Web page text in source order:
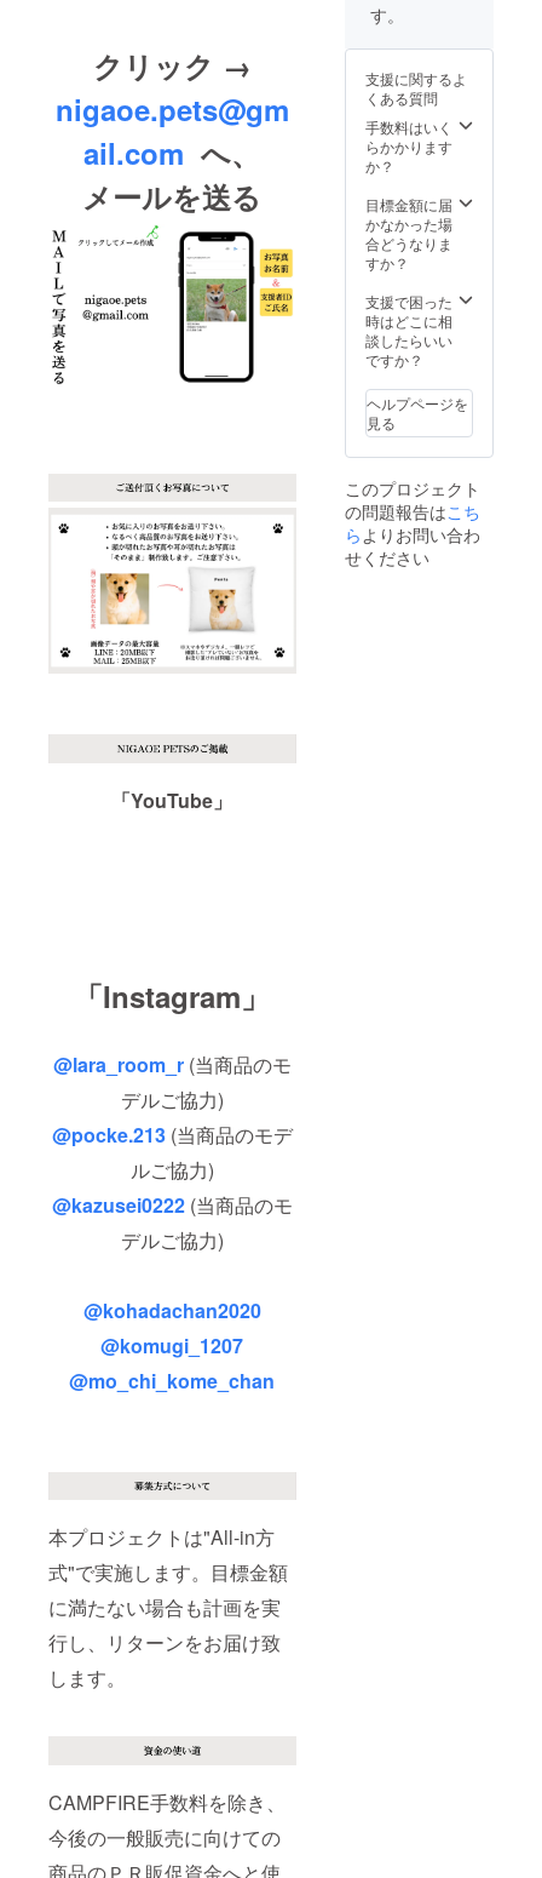
クリック →
nigaoe.pets@gm
ail.com へ、
メールを送る
「YouTube」
「Instagram」
@lara_room_r(当商品のモ
デルご協力)
@pocke.213(当商品のモデ
ルご協力)
@kazusei0222(当商品のモ
デルご協力)
@kohadachan2020
@komugi_1207
@mo_chi_kome_chan
本プロジェクトは"All-in方
式"で実施します。目標金額
に満たない場合も計画を実
行し、リターンをお届け致
します。
CAMPFIRE手数料を除き、
今後の一般販売に向けての
のお名
援ID・
ご氏名
を
「LINE
or メー
信し
て」注
文完了
となり
す。
支援に関するよ
くある質問
手数料はいく
らかかります
か？
目標金額に届
かなかった場
合どうなりま
すか？
支援で困った
時はどこに相
談したらいい
ですか？
ヘルプページを
見る
このプロジェクト
の問題報告はこち
ら よりお問い合わ
せください